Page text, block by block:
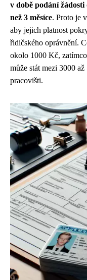
v době podání
než 3 měsíce. Proto je
aby jejich platnost
řidičského oprávnění.
okolo 1000 Kč,
může stát mezi 3000
pracovišti.